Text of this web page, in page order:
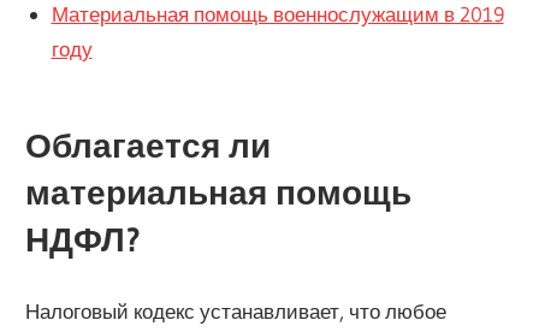
Материальная помощь военнослужащим в 2019
году
Облагается ли
материальная помощь
НДФЛ?
Налоговый кодекс устанавливает, что любое